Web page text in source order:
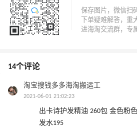
14个评论
淘宝搜钱多多海淘搬运工
2021-06-01 21:02:23
出卡诗护发精油 260包 金色粉
发水195